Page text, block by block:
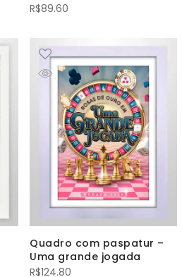
R$89.60
Quadro com paspatur –
Uma grande jogada
R$124.80